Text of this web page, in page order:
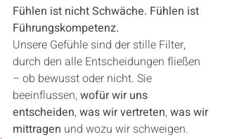
Fühlen ist nicht Schwäche. Fühlen ist
Führungskompetenz.
Unsere Gefühle sind der stille Filter,
durch den alle Entscheidungen fließen
– ob bewusst oder nicht. Sie
beeinflussen, wofür wir uns
entscheiden, was wir vertreten, was wir
mittragen und wozu wir schweigen.